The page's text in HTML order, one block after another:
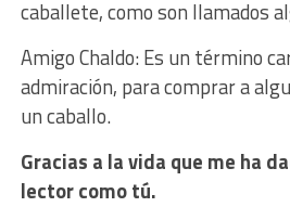
caballete, como son llamados
Amigo Chaldo: Es un término
admiración, para comprar a
un caballo.
Gracias a la vida que me ha
lector como tú.